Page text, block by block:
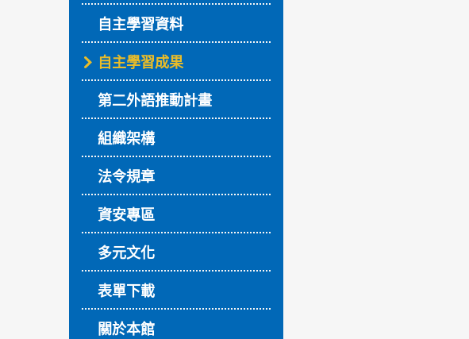
自主學習資料
自主學習成果
第二外語推動計畫
組織架構
法令規章
資安專區
多元文化
表單下載
關於本館